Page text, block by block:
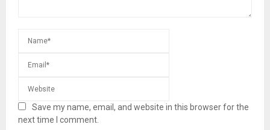
Save my name, email, and website in this browser for the
next time I comment.